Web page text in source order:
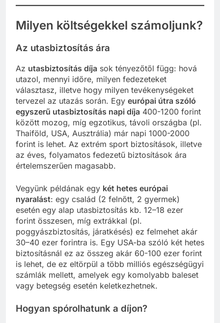
Milyen költségekkel számoljunk?
Az utasbiztosítás ára
Az utasbiztosítás díja sok tényezőtől függ: hová
utazol, mennyi időre, milyen fedezeteket
választasz, illetve hogy milyen tevékenységeket
tervezel az utazás során. Egy európai útra szóló
egyszerű utasbiztosítás napi díja 400-1200 forint
között mozog, míg egzotikus, távoli országba (pl.
Thaiföld, USA, Ausztrália) már napi 1000-2000
forint is lehet. Az extrém sport biztosítások, illetve
az éves, folyamatos fedezetű biztosítások ára
értelemszerűen magasabb.
Vegyünk példának egy két hetes európai
nyaralást: egy család (2 felnőtt, 2 gyermek)
esetén egy alap utasbiztosítás kb. 12–18 ezer
forint összesen, míg extrákkal (pl.
poggyászbiztosítás, járatkésés) ez felmehet akár
30–40 ezer forintra is. Egy USA-ba szóló két hetes
biztosításnál ez az összeg akár 60-100 ezer forint
is lehet, de ez eltörpül a több milliós egészségügyi
számlák mellett, amelyek egy komolyabb baleset
vagy betegség esetén keletkezhetnek.
Hogyan spórolhatunk a díjon?